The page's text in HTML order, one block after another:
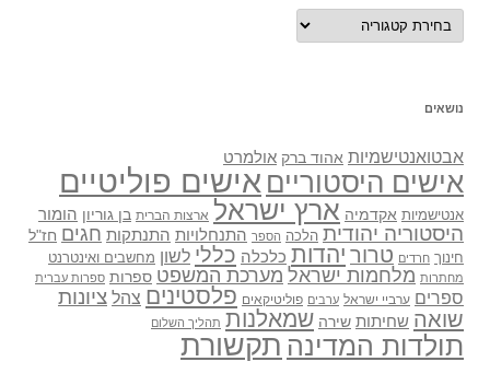
נושאים
נושאים
אבטואנטישמיות אהוד ברק אולמרט
אישים היסטוריים אישים פוליטיים
אנטישמיות אקדמיה ארץ ישראל ארצות הברית בן גוריון הומור
היסטוריה יהודית הלכה הספר התנחלויות התנתקות חגים חז"ל
חינוך חרדים טרור יהדות כלכלה כללי לשון מחשבים ואינטרנט
מחתרות מלחמות ישראל מערכת המשפט ספרות ספרות עברית
ספרים ערביי ישראל ערבים פוליטיקאים פלסטינים צהל ציונות
שואה שחיתות שירה שמאלנות תהליך השלום
תולדות המדינה תקשורת